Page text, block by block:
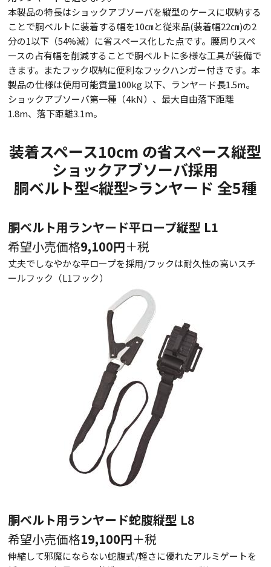
本製品の特長はショックアブソーバを縦型のケースに収納する
ことで胴ベルトに装着する幅を10㎝と従来品(装着幅22㎝)の2
分の1以下（54%減）に省スペース化した点です。腰周りスペ
ースの占有幅を削減することで胴ベルトに多様な工具が装備で
きます。またフック収納に便利なフックハンガー付きです。本
製品の仕様は使用可能質量100kg 以下、ランヤード長1.5m。
ショックアブソーバ第一種（4kN）、最大自由落下距離
1.8m、落下距離3.1m。
装着スペース10cm の省スペース縦型
ショックアブソーバ採用
胴ベルト型<縦型>ランヤード 全5種
胴ベルト用ランヤード平ロープ縦型 L1
希望小売価格9,100円＋税
丈夫でしなやかな平ロープを採用/フックは耐久性の高いスチ
ールフック（L1フック）
胴ベルト用ランヤード蛇腹縦型 L8
希望小売価格19,100円＋税
伸縮して邪魔にならない蛇腹式/軽さに優れたアルミゲートを